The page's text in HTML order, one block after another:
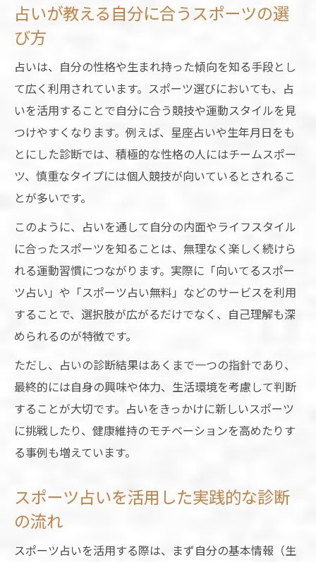
占いが教える自分に合うスポーツの選
び方
占いは、自分の性格や生まれ持った傾向を知る手段とし
て広く利用されています。スポーツ選びにおいても、占
いを活用することで自分に合う競技や運動スタイルを見
つけやすくなります。例えば、星座占いや生年月日をも
とにした診断では、積極的な性格の人にはチームスポー
ツ、慎重なタイプには個人競技が向いているとされるこ
とが多いです。
このように、占いを通して自分の内面やライフスタイル
に合ったスポーツを知ることは、無理なく楽しく続けら
れる運動習慣につながります。実際に「向いてるスポー
ツ占い」や「スポーツ占い無料」などのサービスを利用
することで、選択肢が広がるだけでなく、自己理解も深
められるのが特徴です。
ただし、占いの診断結果はあくまで一つの指針であり、
最終的には自身の興味や体力、生活環境を考慮して判断
することが大切です。占いをきっかけに新しいスポーツ
に挑戦したり、健康維持のモチベーションを高めたりす
る事例も増えています。
スポーツ占いを活用した実践的な診断
の流れ
スポーツ占いを活用する際は、まず自分の基本情報（生